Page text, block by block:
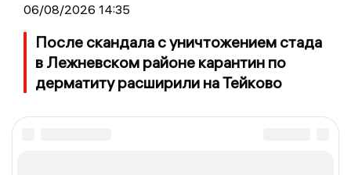
06/08/2026 14:35
После скандала с уничтожением стада
в Лежневском районе карантин по
дерматиту расширили на Тейково